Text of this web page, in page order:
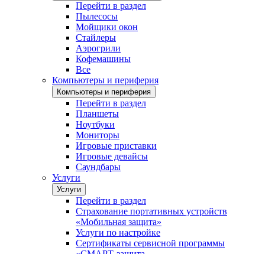
Перейти в раздел
Пылесосы
Мойщики окон
Стайлеры
Аэрогрили
Кофемашины
Все
Компьютеры и периферия
Компьютеры и периферия
Перейти в раздел
Планшеты
Ноутбуки
Мониторы
Игровые приставки
Игровые девайсы
Саундбары
Услуги
Услуги
Перейти в раздел
Страхование портативных устройств
«Мобильная защита»
Услуги по настройке
Сертификаты сервисной программы